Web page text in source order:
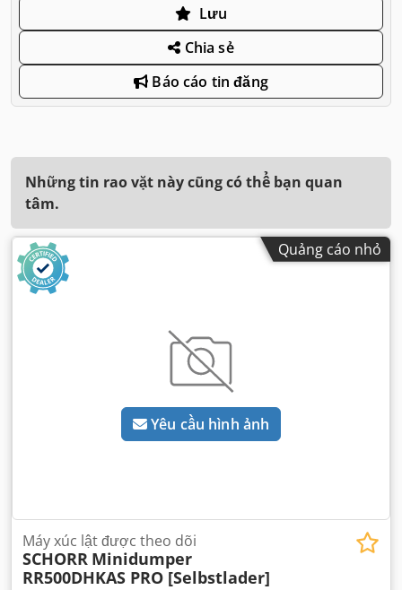
Lưu
Chia sẻ
Báo cáo tin đăng
Những tin rao vặt này cũng có thể bạn quan
tâm.
Quảng cáo nhỏ
Yêu cầu hình ảnh
Máy xúc lật được theo dõi
SCHORR Minidumper
RR500DHKAS PRO [Selbstlader]